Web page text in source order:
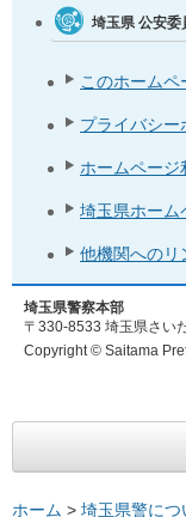
埼玉県 公安委
このホームペ
プライバシー
ホームページ
埼玉県ホーム
他機関へのリ
埼玉県警察本部
〒330-8533 埼玉県さい
Copyright © Saitama
ホーム > 埼玉県警につ